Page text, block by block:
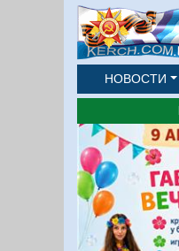
НОВОСТИ